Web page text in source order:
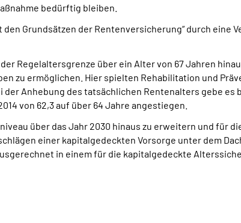
bedürftig bleiben.
Grundsätzen der Rentenversicherung“ durch eine
Regelaltersgrenze über ein Alter von 67 Jahren
zu ermöglichen. Hier spielten Rehabilitation und
Anhebung des tatsächlichen Rentenalters gebe es
von 62,3 auf über 64 Jahre angestiegen.
über das Jahr 2030 hinaus zu erweitern und für
einer kapitalgedeckten Vorsorge unter dem
in einem für die kapitalgedeckte